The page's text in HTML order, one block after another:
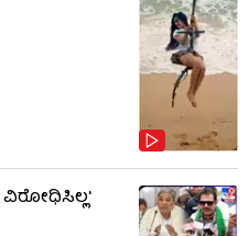
ವಿರೋಧಿಸಿಲ್ಲ'